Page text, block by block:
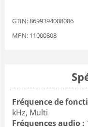
GTIN: 8699394008086
MPN: 11000808
Fréquence de
kHz, Multi
Fréquences audio :